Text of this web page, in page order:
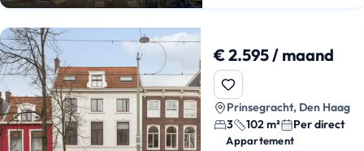
€ 2.595 / maand
Prinsegracht, Den Haag
3
102 m² Per direct
Appartement